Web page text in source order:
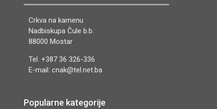
Crkva na kamenu
Nadbiskupa Čule b.b.
88000 Mostar
Tel. +387 36 326-336
E-mail: cnak@tel.net.ba
Popularne kategorije